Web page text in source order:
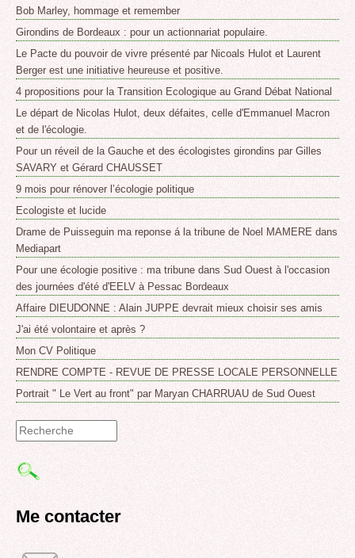
Bob Marley, hommage et remember
Girondins de Bordeaux : pour un actionnariat populaire.
Le Pacte du pouvoir de vivre présenté par Nicoals Hulot et Laurent
Berger est une initiative heureuse et positive.
4 propositions pour la Transition Ecologique au Grand Débat National
Le départ de Nicolas Hulot, deux défaites, celle d'Emmanuel Macron
et de l'écologie.
Pour un réveil de la Gauche et des écologistes girondins par Gilles
SAVARY et Gérard CHAUSSET
9 mois pour rénover l’écologie politique
Ecologiste et lucide
Drame de Puisseguin ma reponse á la tribune de Noel MAMERE dans
Mediapart
Pour une écologie positive : ma tribune dans Sud Ouest à l'occasion
des journées d'été d'EELV à Pessac Bordeaux
Affaire DIEUDONNE : Alain JUPPE devrait mieux choisir ses amis
J'ai été volontaire et après ?
Mon CV Politique
RENDRE COMPTE - REVUE DE PRESSE LOCALE PERSONNELLE
Portrait " Le Vert au front" par Maryan CHARRUAU de Sud Ouest
Formulaire
de
recherche
Me contacter